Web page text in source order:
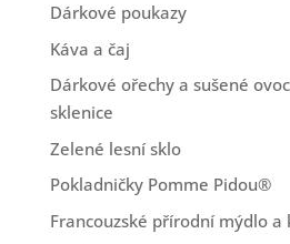
Dárkové poukazy
Káva a čaj
Dárkové ořechy a sušené
sklenice
Zelené lesní sklo
Pokladničky Pomme Pidou®
Francouzské přírodní mýdlo a